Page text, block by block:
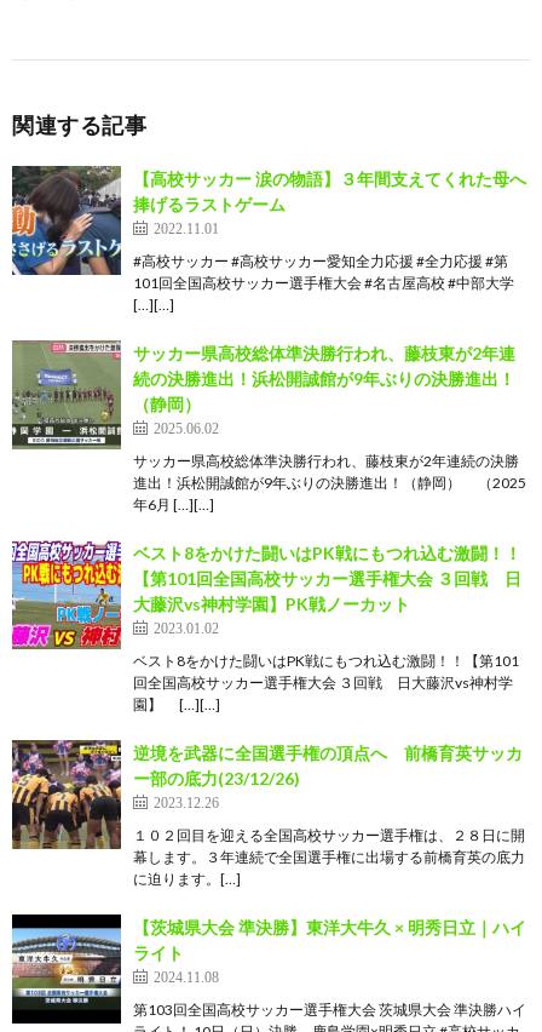
関連する記事
【高校サッカー 涙の物語】３年間支えてくれた母へ
捧げるラストゲーム
2022.11.01
#高校サッカー #高校サッカー愛知全力応援 #全力応援 #第
101回全国高校サッカー選手権大会 #名古屋高校 #中部大学
[…][…]
サッカー県高校総体準決勝行われ、藤枝東が2年連
続の決勝進出！浜松開誠館が9年ぶりの決勝進出！
（静岡）
2025.06.02
サッカー県高校総体準決勝行われ、藤枝東が2年連続の決勝
進出！浜松開誠館が9年ぶりの決勝進出！（静岡） （2025
年6月 […][…]
ベスト8をかけた闘いはPK戦にもつれ込む激闘！！
【第101回全国高校サッカー選手権大会 ３回戦 日
大藤沢vs神村学園】PK戦ノーカット
2023.01.02
ベスト8をかけた闘いはPK戦にもつれ込む激闘！！【第101
回全国高校サッカー選手権大会 ３回戦 日大藤沢vs神村学
園】 […][…]
逆境を武器に全国選手権の頂点へ 前橋育英サッカ
ー部の底力(23/12/26)
2023.12.26
１０２回目を迎える全国高校サッカー選手権は、２８日に開
幕します。３年連続で全国選手権に出場する前橋育英の底力
に迫ります。[…]
【茨城県大会 準決勝】東洋大牛久 × 明秀日立｜ハイ
ライト
2024.11.08
第103回全国高校サッカー選手権大会 茨城県大会 準決勝ハイ